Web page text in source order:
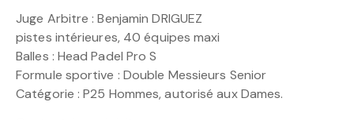
Juge Arbitre : Benjamin DRIGUEZ
pistes intérieures, 40 équipes maxi
Balles : Head Padel Pro S
Formule sportive : Double Messieurs Senior
Catégorie : P25 Hommes, autorisé aux Dames.